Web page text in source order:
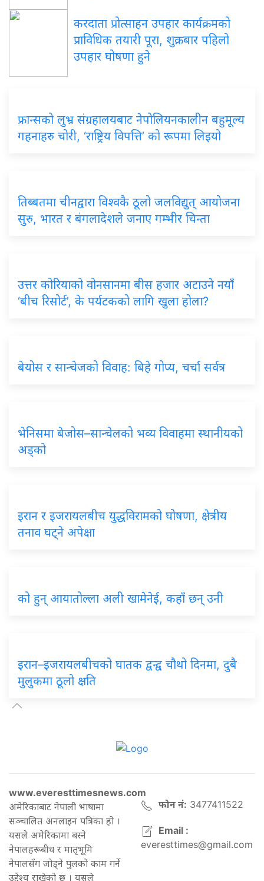
करदाता प्रोत्साहन उपहार कार्यक्रमको
प्राविधिक तयारी पूरा, शुक्रबार पहिलो
उपहार घोषणा हुने
फ्रान्सको लुभ्र संग्रहालयबाट नेपोलियनकालीन बहुमूल्य
गहनाहरु चोरी, ‘राष्ट्रिय विपत्ति’ को रूपमा लिइयो
तिब्बतमा चीनद्वारा विश्वकै ठूलो जलविद्युत् आयोजना
सुरु, भारत र बंगलादेशले जनाए गम्भीर चिन्ता
उत्तर कोरियाको वोनसानमा बीस हजार अटाउने नयाँ
‘बीच रिसोर्ट’, के पर्यटकको लागि खुला होला?
बेयोस र सान्चेजको विवाह: बिहे गोप्य, चर्चा सर्वत्र
भेनिसमा बेजोस–सान्चेलको भव्य विवाहमा स्थानीयको
अड्को
इरान र इजरायलबीच युद्धविरामको घोषणा, क्षेत्रीय
तनाव घट्ने अपेक्षा
को हुन् आयातोल्ला अली खामेनेई, कहाँ छन् उनी
इरान–इजरायलबीचको घातक द्वन्द्व चौथो दिनमा, दुबै
मुलुकमा ठूलो क्षति
www.everesttimesnews.com
अमेरिकाबाट नेपाली भाषामा
सञ्चालित अनलाइन पत्रिका हो ।
यसले अमेरिकामा बस्ने
नेपालहरूबीच र मातृभूमि
नेपालसँग जोड्ने पुलको काम गर्ने
उद्देश्य राखेको छ । यसले
फोन नं: 3477411522
Email :
everesttimes@gmail.com